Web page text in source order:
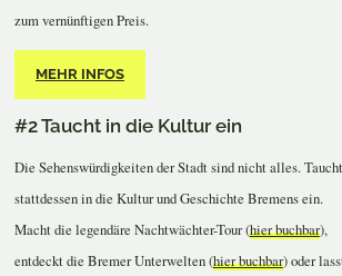
zum vernünftigen Preis.
MEHR INFOS
#2 Taucht in die Kultur ein
Die Sehenswürdigkeiten der Stadt sind nicht alles. Taucht
stattdessen in die Kultur und Geschichte Bremens ein.
Macht die legendäre Nachtwächter-Tour (hier buchbar),
entdeckt die Bremer Unterwelten (hier buchbar) oder